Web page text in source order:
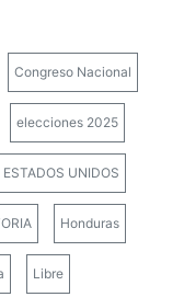
Congreso Nacional
elecciones 2025
ESTADOS UNIDOS
Honduras
Libre